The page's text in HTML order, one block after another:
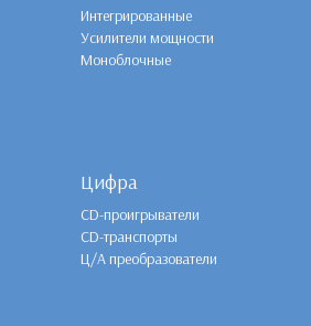
Интегрированные
Усилители мощности
Моноблочные
Цифра
CD-проигрыватели
CD-транспорты
Ц/А преобразователи